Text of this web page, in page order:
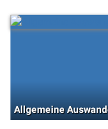
Allgemeine